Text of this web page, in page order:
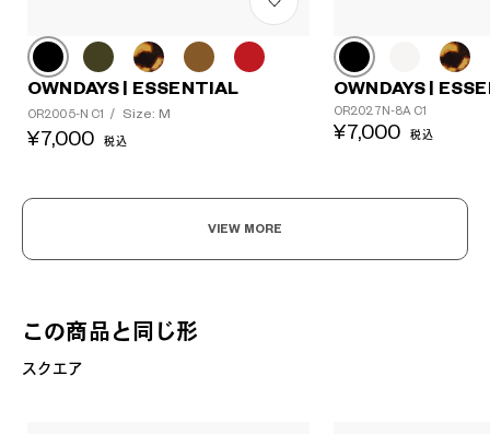
OWNDAYS | ESSENTIAL
OR2005-N C1 / Size: M
¥7,000 税込
OWNDAYS |
OR2027N-8A C1
¥7,000 税込
VIEW MORE
この商品と同じ形
スクエア